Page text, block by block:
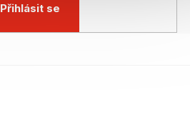
Přihlásit se